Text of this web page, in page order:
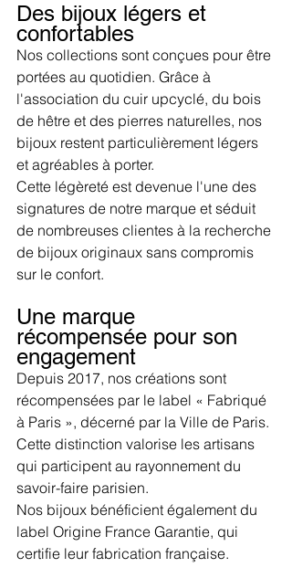
Des bijoux légers et
confortables
Nos collections sont conçues pour être
portées au quotidien. Grâce à
l'association du cuir upcyclé, du bois
de hêtre et des pierres naturelles, nos
bijoux restent particulièrement légers
et agréables à porter.
Cette légèreté est devenue l'une des
signatures de notre marque et séduit
de nombreuses clientes à la recherche
de bijoux originaux sans compromis
sur le confort.
Une marque
récompensée pour son
engagement
Depuis 2017, nos créations sont
récompensées par le label « Fabriqué
à Paris », décerné par la Ville de Paris.
Cette distinction valorise les artisans
qui participent au rayonnement du
savoir-faire parisien.
Nos bijoux bénéficient également du
label Origine France Garantie, qui
certifie leur fabrication française.